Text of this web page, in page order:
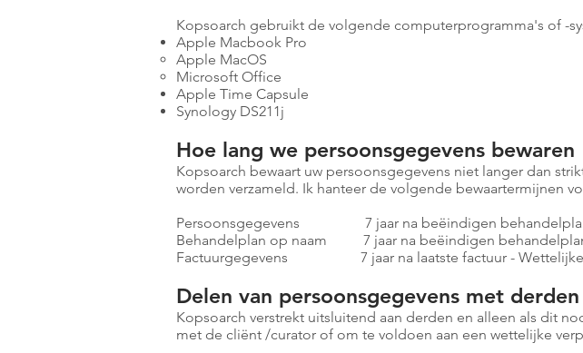
Kopsoarch gebruikt de volgende computerprogramma's of -
Apple Macbook Pro
Apple MacOS
Microsoft Office
Apple Time Capsule
Synology DS211j
Hoe lang we persoonsgegevens bewaren
Kopsoarch bewaart uw persoonsgegevens niet langer dan
worden verzameld. Ik hanteer de volgende bewaartermijnen
Persoonsgegevens 7 jaar na beëindigen behandelplan
Behandelplan op naam 7 jaar na beëindigen
Factuurgegevens 7 jaar na laatste factuur - Wettelijke
Delen van persoonsgegevens met derden
Kopsoarch verstrekt uitsluitend aan derden en alleen als dit
met de cliënt /curator of om te voldoen aan een wettelijke